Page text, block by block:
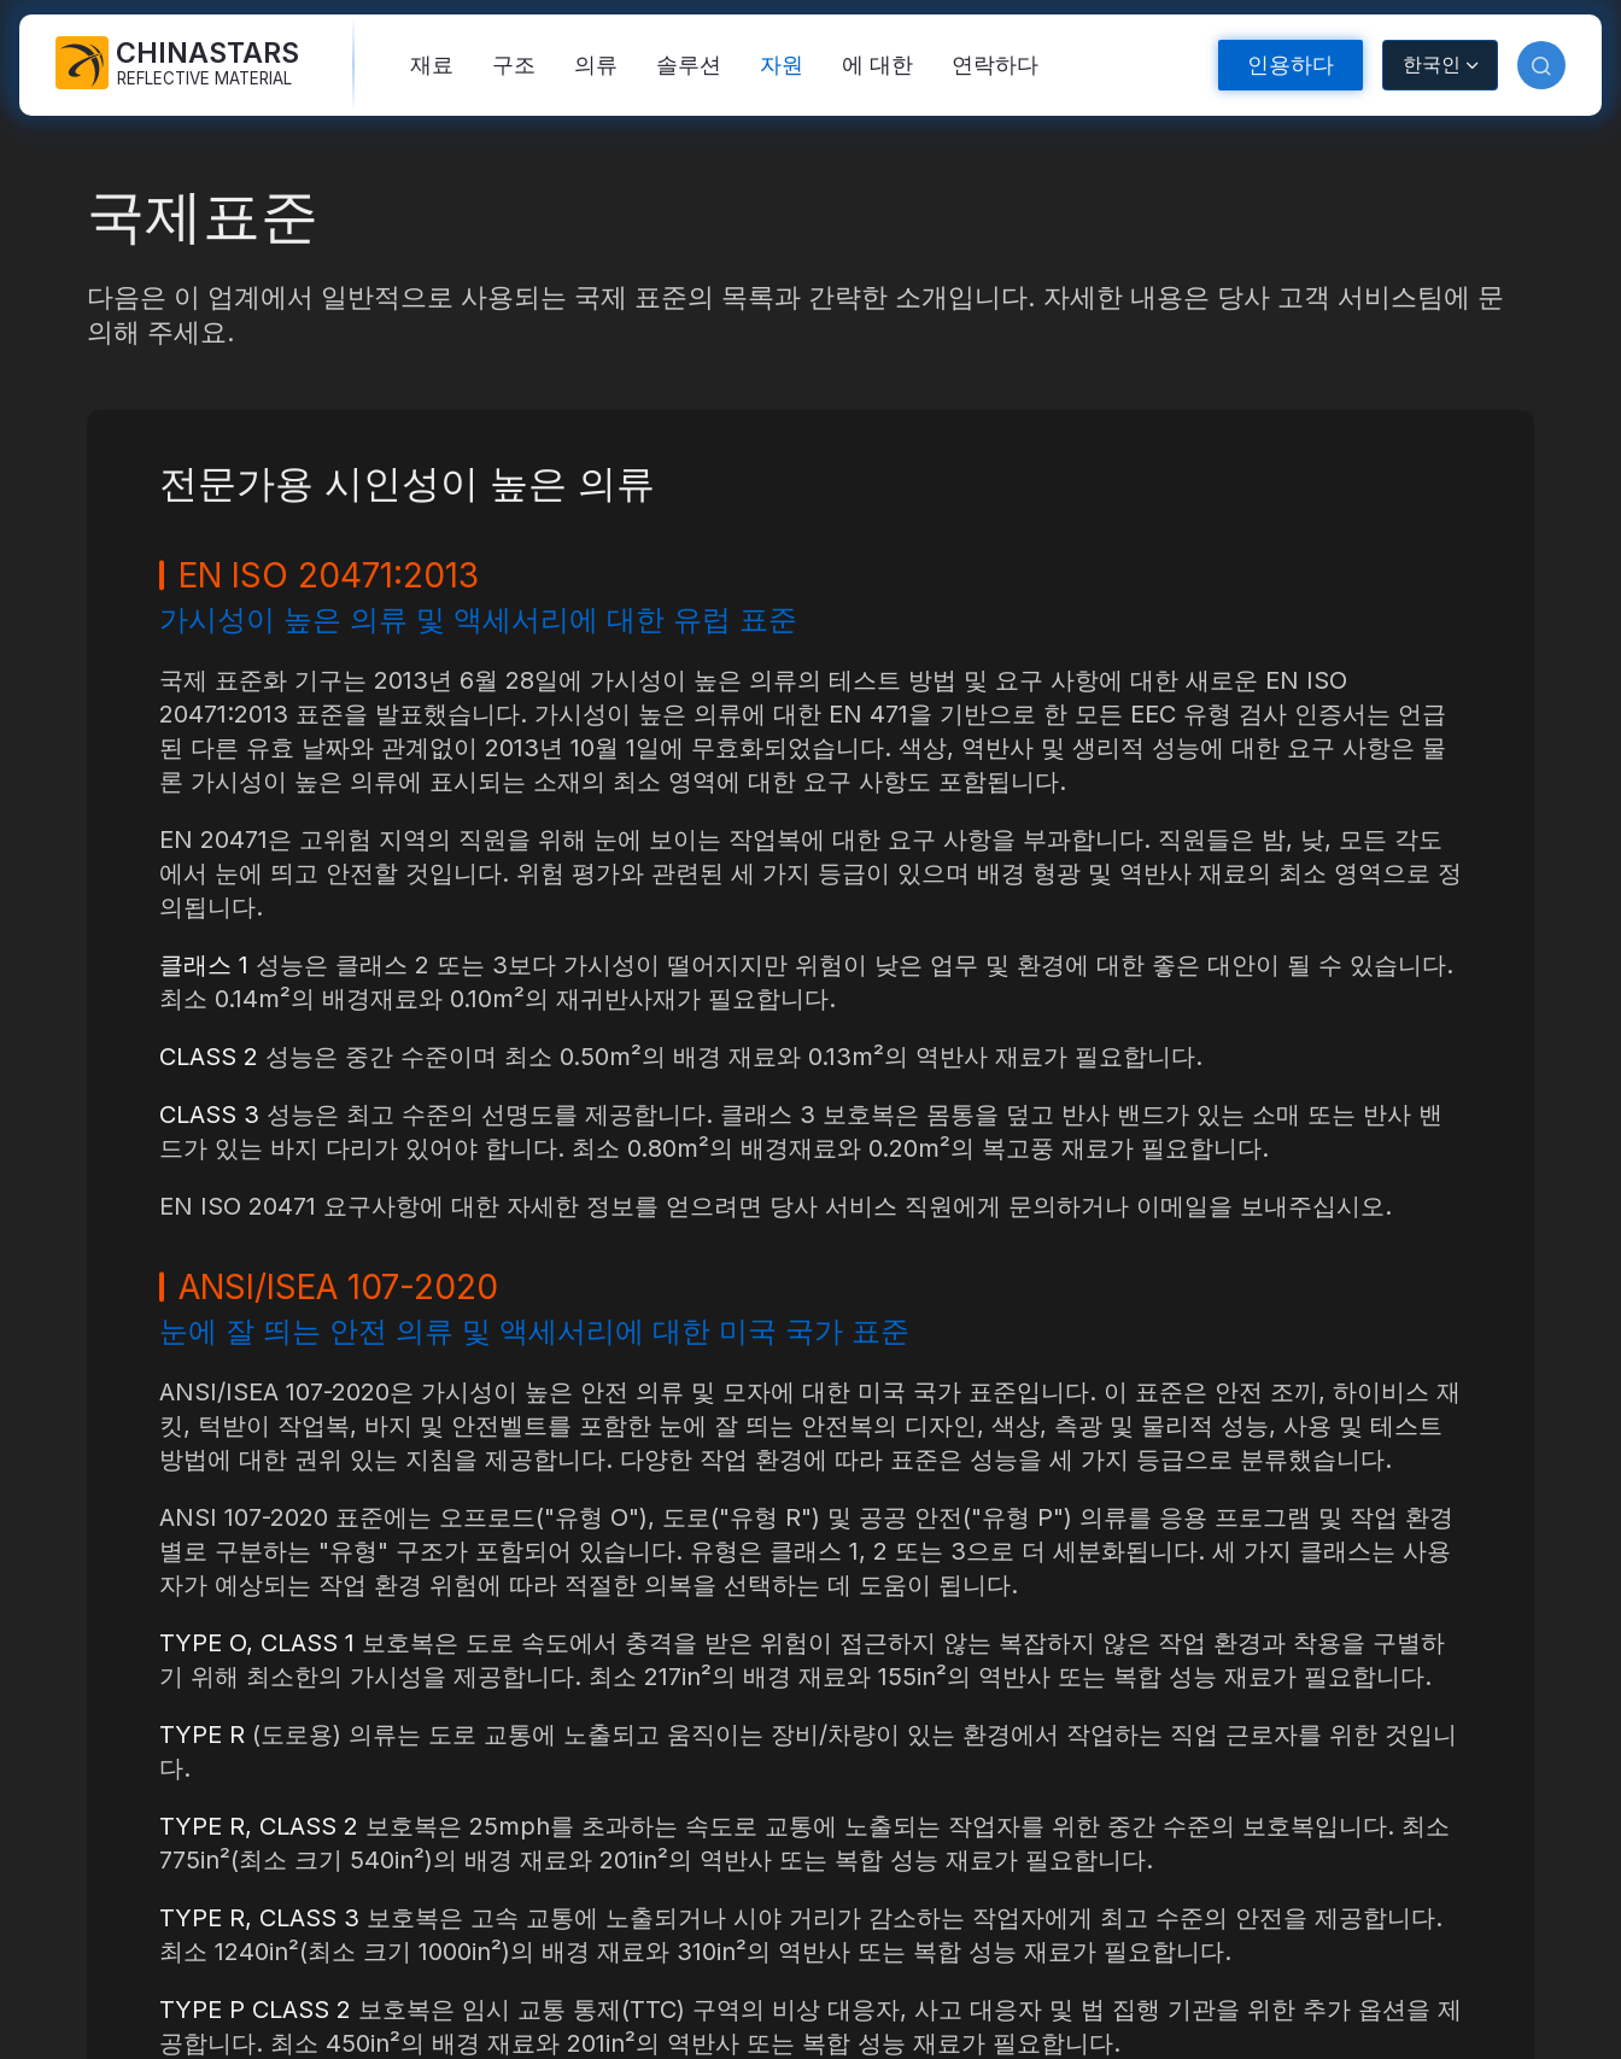
CHINASTARS
REFLECTIVE MATERIAL
재료
PPE용 반사 원단
산업용 세척 테이프
FR 반사 테이프
열전달 비닐 및 로고
반사 원사
야광 소재
구조
어두운 직물에 빛을 발합니다
무지개 반사 원단
반사 인쇄 직물
실버 반사 직물
천공된 반사 직물
의류
안전 조끼
하이비스 재킷
안전바지
안전 비옷
솔루션
자주 묻는 질문
신제품
비디오
블로그
자원
인증서
국제표준
에 대한 연락하다 인용하다 한국인
무지개 반사 원단
국제표준
다음은 이 업계에서 일반적으로 사용되는 국제 표준의 목록과 간략한 소개입니다. 자세한 내용은 당사 고객 서비스팀에 문
의해 주세요.
전문가용 시인성이 높은 의류
EN ISO 20471:2013
가시성이 높은 의류 및 액세서리에 대한 유럽 표준
국제 표준화 기구는 2013년 6월 28일에 가시성이 높은 의류의 테스트 방법 및 요구 사항에 대한 새로운 EN ISO
20471:2013 표준을 발표했습니다. 가시성이 높은 의류에 대한 EN 471을 기반으로 한 모든 EEC 유형 검사 인증서는 언급
된 다른 유효 날짜와 관계없이 2013년 10월 1일에 무효화되었습니다. 색상, 역반사 및 생리적 성능에 대한 요구 사항은 물
론 가시성이 높은 의류에 표시되는 소재의 최소 영역에 대한 요구 사항도 포함됩니다.
EN 20471은 고위험 지역의 직원을 위해 눈에 보이는 작업복에 대한 요구 사항을 부과합니다. 직원들은 밤, 낮, 모든 각도
에서 눈에 띄고 안전할 것입니다. 위험 평가와 관련된 세 가지 등급이 있으며 배경 형광 및 역반사 재료의 최소 영역으로 정
의됩니다.
클래스 1 성능은 클래스 2 또는 3보다 가시성이 떨어지지만 위험이 낮은 업무 및 환경에 대한 좋은 대안이 될 수 있습니다.
최소 0.14m²의 배경재료와 0.10m²의 재귀반사재가 필요합니다.
CLASS 2 성능은 중간 수준이며 최소 0.50m²의 배경 재료와 0.13m²의 역반사 재료가 필요합니다.
CLASS 3 성능은 최고 수준의 선명도를 제공합니다. 클래스 3 보호복은 몸통을 덮고 반사 밴드가 있는 소매 또는 반사 밴
드가 있는 바지 다리가 있어야 합니다. 최소 0.80m²의 배경재료와 0.20m²의 복고풍 재료가 필요합니다.
EN ISO 20471 요구사항에 대한 자세한 정보를 얻으려면 당사 서비스 직원에게 문의하거나 이메일을 보내주십시오.
ANSI/ISEA 107-2020
눈에 잘 띄는 안전 의류 및 액세서리에 대한 미국 국가 표준
ANSI/ISEA 107-2020은 가시성이 높은 안전 의류 및 모자에 대한 미국 국가 표준입니다. 이 표준은 안전 조끼, 하이비스 재
킷, 턱받이 작업복, 바지 및 안전벨트를 포함한 눈에 잘 띄는 안전복의 디자인, 색상, 측광 및 물리적 성능, 사용 및 테스트
방법에 대한 권위 있는 지침을 제공합니다. 다양한 작업 환경에 따라 표준은 성능을 세 가지 등급으로 분류했습니다.
ANSI 107-2020 표준에는 오프로드("유형 O"), 도로("유형 R") 및 공공 안전("유형 P") 의류를 응용 프로그램 및 작업 환경
별로 구분하는 "유형" 구조가 포함되어 있습니다. 유형은 클래스 1, 2 또는 3으로 더 세분화됩니다. 세 가지 클래스는 사용
자가 예상되는 작업 환경 위험에 따라 적절한 의복을 선택하는 데 도움이 됩니다.
TYPE O, CLASS 1 보호복은 도로 속도에서 충격을 받은 위험이 접근하지 않는 복잡하지 않은 작업 환경과 착용을 구별하
기 위해 최소한의 가시성을 제공합니다. 최소 217in²의 배경 재료와 155in²의 역반사 또는 복합 성능 재료가 필요합니다.
TYPE R (도로용) 의류는 도로 교통에 노출되고 움직이는 장비/차량이 있는 환경에서 작업하는 직업 근로자를 위한 것입니
다.
TYPE R, CLASS 2 보호복은 25mph를 초과하는 속도로 교통에 노출되는 작업자를 위한 중간 수준의 보호복입니다. 최소
775in²(최소 크기 540in²)의 배경 재료와 201in²의 역반사 또는 복합 성능 재료가 필요합니다.
TYPE R, CLASS 3 보호복은 고속 교통에 노출되거나 시야 거리가 감소하는 작업자에게 최고 수준의 안전을 제공합니다.
최소 1240in²(최소 크기 1000in²)의 배경 재료와 310in²의 역반사 또는 복합 성능 재료가 필요합니다.
TYPE P CLASS 2 보호복은 임시 교통 통제(TTC) 구역의 비상 대응자, 사고 대응자 및 법 집행 기관을 위한 추가 옵션을 제
공합니다. 최소 450in²의 배경 재료와 201in²의 역반사 또는 복합 성능 재료가 필요합니다.